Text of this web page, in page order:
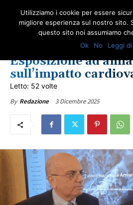
AMIANTO E SOCIETÀ
ONA TV SALUTE
Esposizione ad
sull’impatto
Letto: 52 volte
By Redazione 3 Dicembre 2025
Utilizziamo i cookie per essere
migliore esperienza sul nostro sito.
questo sito noi assumiamo
Ok
No Leggi